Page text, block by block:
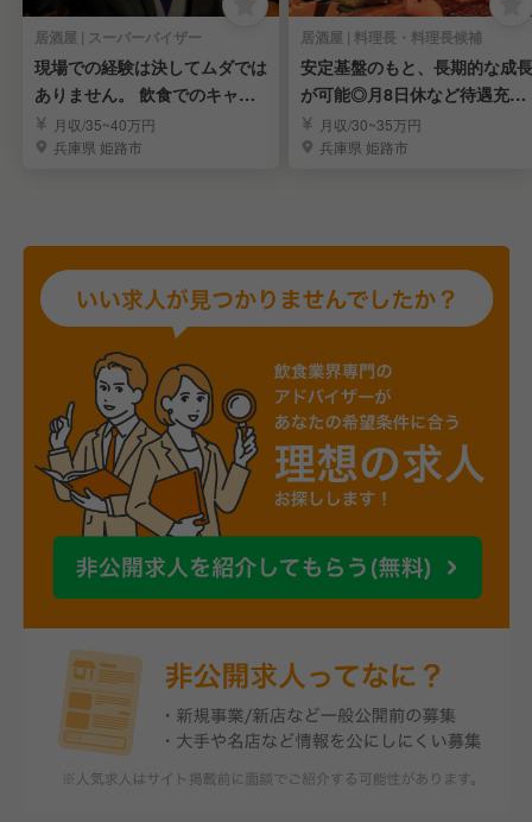
居酒屋 | スーパーバイザー
現場での経験は決してムダでは
ありません。 飲食でのキャリ
アを考えませんか？
月収/35~40万円
兵庫県 姫路市
居酒屋 | 料理長・料理長候補
安定基盤のもと、長期的な成長
が可能◎月8日休など待遇充
実！賞与・昇給あり！
月収/30~35万円
兵庫県 姫路市